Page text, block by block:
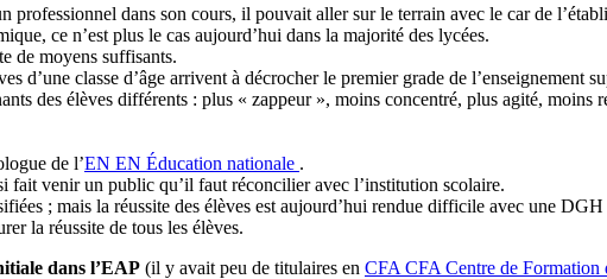
professionnel dans son cours, il pouvait aller sur le terrain avec le car de
ce n’est plus le cas aujourd’hui dans la majorité des lycées.
de moyens suffisants.
d’une classe d’âge arrivent à décrocher le premier grade de l’enseignement
des élèves différents : plus « zappeur », moins concentré, plus agité, moins
de l’EN EN Éducation nationale .
fait venir un public qu’il faut réconcilier avec l’institution scolaire.
; mais la réussite des élèves est aujourd’hui rendue difficile avec une
la réussite de tous les élèves.
dans l’EAP (il y avait peu de titulaires en CFA CFA Centre de Formation